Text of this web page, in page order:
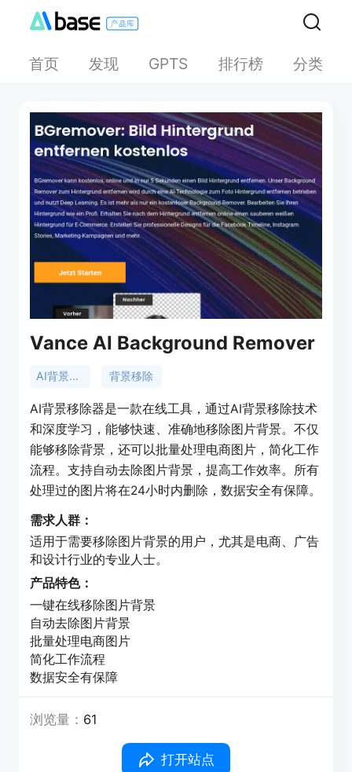
首页 发现 GPTS 排行榜 分类
Vance AI Background Remover
AI背景移除器 背景移除
AI背景移除器是一款在线工具，通过AI背景移除技术
和深度学习，能够快速、准确地移除图片背景。不仅
能够移除背景，还可以批量处理电商图片，简化工作
流程。支持自动去除图片背景，提高工作效率。所有
处理过的图片将在24小时内删除，数据安全有保障。
需求人群：
适用于需要移除图片背景的用户，尤其是电商、广告
和设计行业的专业人士。
产品特色：
一键在线移除图片背景
自动去除图片背景
批量处理电商图片
简化工作流程
数据安全有保障
浏览量： 61
打开站点